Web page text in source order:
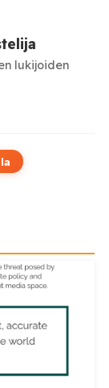
lukijoiden